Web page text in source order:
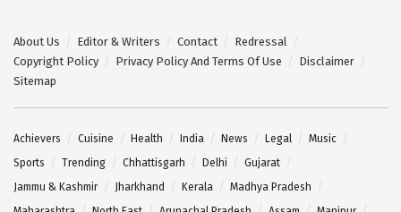
About Us Editor & Writers Contact
Redressal
Copyright Policy
Privacy Policy And Terms Of Use
Disclaimer
Sitemap
Achievers Cuisine Health India News Legal
Music
Sports
Trending Chhattisgarh Delhi
Gujarat
Jammu & Kashmir
Jharkhand Kerala
Madhya Pradesh